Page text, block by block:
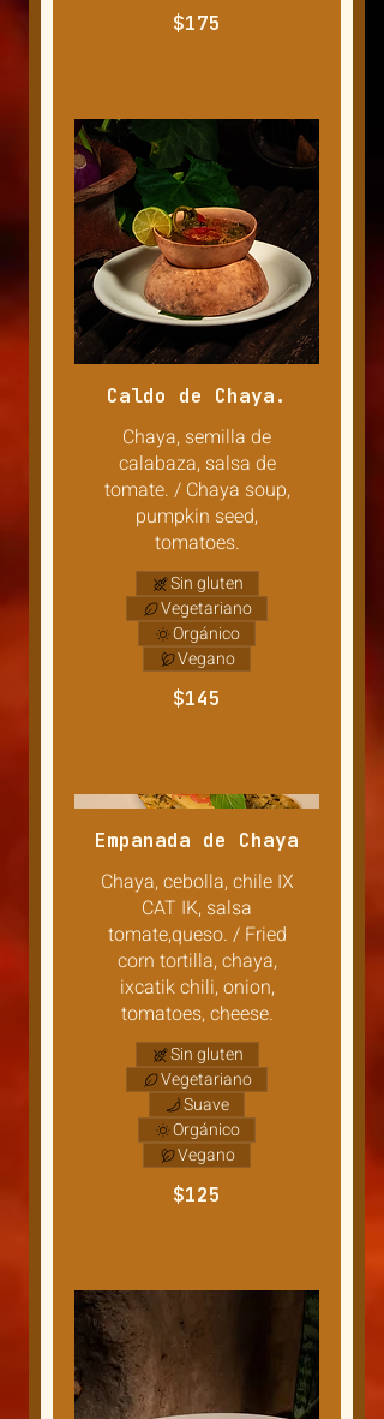
$175
Caldo de Chaya.
Chaya, semilla de
calabaza, salsa de
tomate. / Chaya soup,
pumpkin seed,
tomatoes.
$145
Sin gluten
Vegetariano
Orgánico
Vegano
Empanada de Chaya
Chaya, cebolla, chile IX
CAT IK, salsa
tomate,queso. / Fried
corn tortilla, chaya,
ixcatik chili, onion,
tomatoes, cheese.
$125
Sin gluten
Vegetariano
Suave
Orgánico
Vegano